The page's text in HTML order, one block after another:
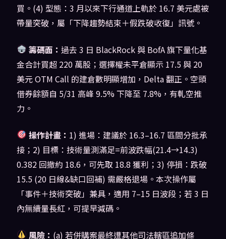
買。(4) 型態：3 月以來下行通道上軌於 16.7 美元處被
帶量突破，屬「下降趨勢結束＋假跌破收復」訊號。
籌碼面： 過去 3 日 BlackRock 與 BofA 旗下量化基
金合計買超 220 萬股；選擇權未平倉顯示 17.5 與 20
美元 OTM Call 的建倉數明顯增加，Delta 翻正。空頭
借券餘額自 5/31 高峰 9.5% 下降至 7.8%，有軋空推
力。
操作計畫： 1) 進場：建議於 16.3–16.7 區間分批承
接；2) 目標：技術量測滿足=前波跌幅(21.4→14.3)
0.382 回撤約 18.6，可先取 18.8 獲利；3) 停損：跌破
15.5 (20 日線&缺口回補) 需嚴格退場。本次操作屬
「事件＋技術突破」兼具，適用 7–15 日波段；若 3 日
內無續量長紅，可提早減碼。
風險： (a) 若併購案最終遭其他司法轄區追加條